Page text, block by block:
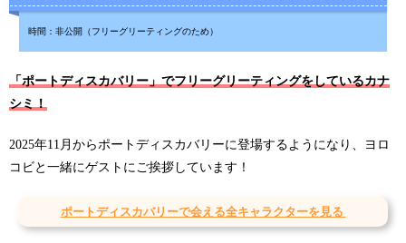
時間：非公開（フリーグリーティングのため）
「ポートディスカバリー」でフリーグリーティングをしているカナ
シミ！
2025年11月からポートディスカバリーに登場するようになり、ヨロ
コビと一緒にゲストにご挨拶しています！
ポートディスカバリーで会える全キャラクターを見る